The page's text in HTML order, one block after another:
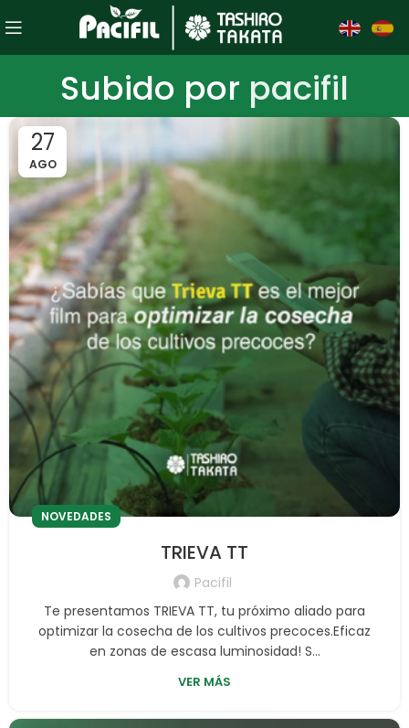
Subido por pacifil
27
AGO
NOVEDADES
TRIEVA TT
Pacifil
Te presentamos TRIEVA TT, tu próximo aliado para
optimizar la cosecha de los cultivos precoces.Eficaz
en zonas de escasa luminosidad! S...
VER MÁS